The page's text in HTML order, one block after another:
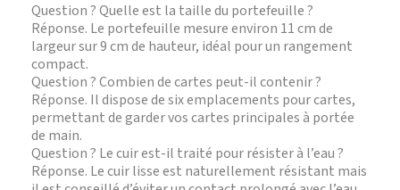
Question ? Quelle est la taille du portefeuille ?
Réponse. Le portefeuille mesure environ 11 cm de
largeur sur 9 cm de hauteur, idéal pour un rangement
compact.
Question ? Combien de cartes peut-il contenir ?
Réponse. Il dispose de six emplacements pour cartes,
permettant de garder vos cartes principales à portée
de main.
Question ? Le cuir est-il traité pour résister à l’eau ?
Réponse. Le cuir lisse est naturellement résistant mais